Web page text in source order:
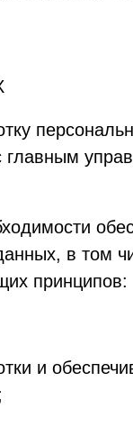
главным
в том
принципов:
и